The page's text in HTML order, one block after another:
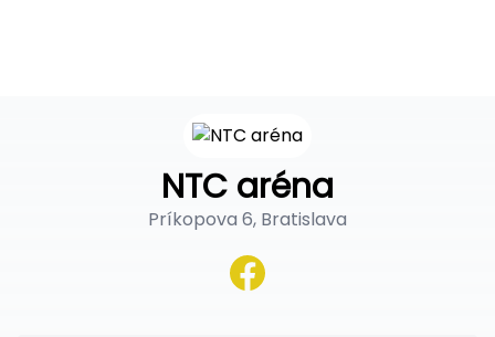
NTC aréna
Príkopova 6, Bratislava